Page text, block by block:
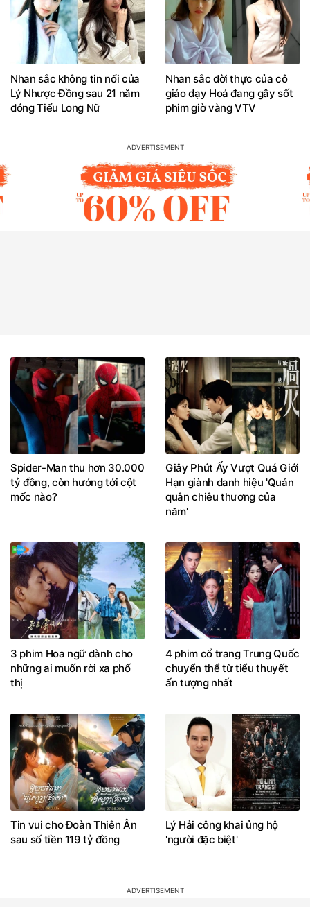
Nhan sắc không tin nổi của
Lý Nhược Đồng sau 21 năm
đóng Tiểu Long Nữ
Nhan sắc đời thực của cô
giáo dạy Hoá đang gây sốt
phim giờ vàng VTV
Spider-Man thu hơn 30.000
tỷ đồng, còn hướng tới cột
mốc nào?
Giây Phút Ấy Vượt Quá Giới
Hạn giành danh hiệu 'Quán
quân chiêu thương của
năm'
3 phim Hoa ngữ dành cho
những ai muốn rời xa phố
thị
4 phim cổ trang Trung Quốc
chuyển thể từ tiểu thuyết
ấn tượng nhất
Tin vui cho Đoàn Thiên Ân
sau số tiền 119 tỷ đồng
Lý Hải công khai ủng hộ
'người đặc biệt'